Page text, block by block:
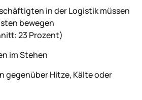
in der Logistik müssen
bewegen
23 Prozent)
im Stehen
gegenüber Hitze, Kälte oder